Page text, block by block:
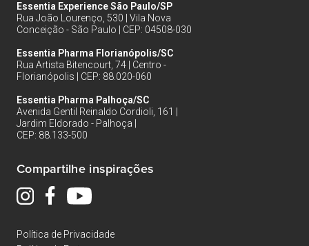
Essentia Experience São Paulo/SP
Rua João Lourenço, 530 | Vila Nova
Conceição - São Paulo | CEP: 04508-030
Essentia Pharma Florianópolis/SC
Rua Artista Bitencourt, 74 | Centro -
Florianópolis | CEP: 88.020-060
Essentia Pharma Palhoça/SC
Avenida Gentil Reinaldo Cordioli, 161 |
Jardim Eldorado - Palhoça |
CEP: 88.133-500
Compartilhe inspirações
Política de Privacidade